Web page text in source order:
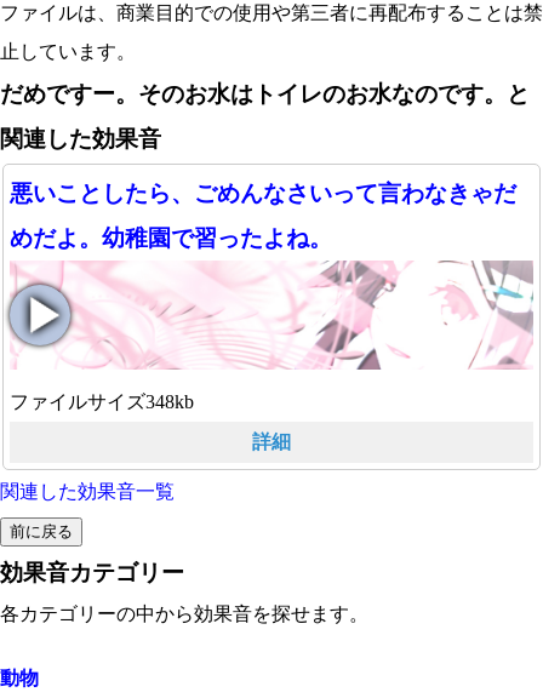
ファイルは、商業目的での使用や第三者に再配布することは禁
止しています。
だめですー。そのお水はトイレのお水なのです。と
関連した効果音
悪いことしたら、ごめんなさいって言わなきゃだ
めだよ。幼稚園で習ったよね。
ファイルサイズ348kb
詳細
関連した効果音一覧
効果音カテゴリー
各カテゴリーの中から効果音を探せます。
動物